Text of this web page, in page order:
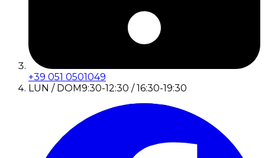
+39 051 0501049
LUN / DOM9:30-12:30 / 16:30-19:30